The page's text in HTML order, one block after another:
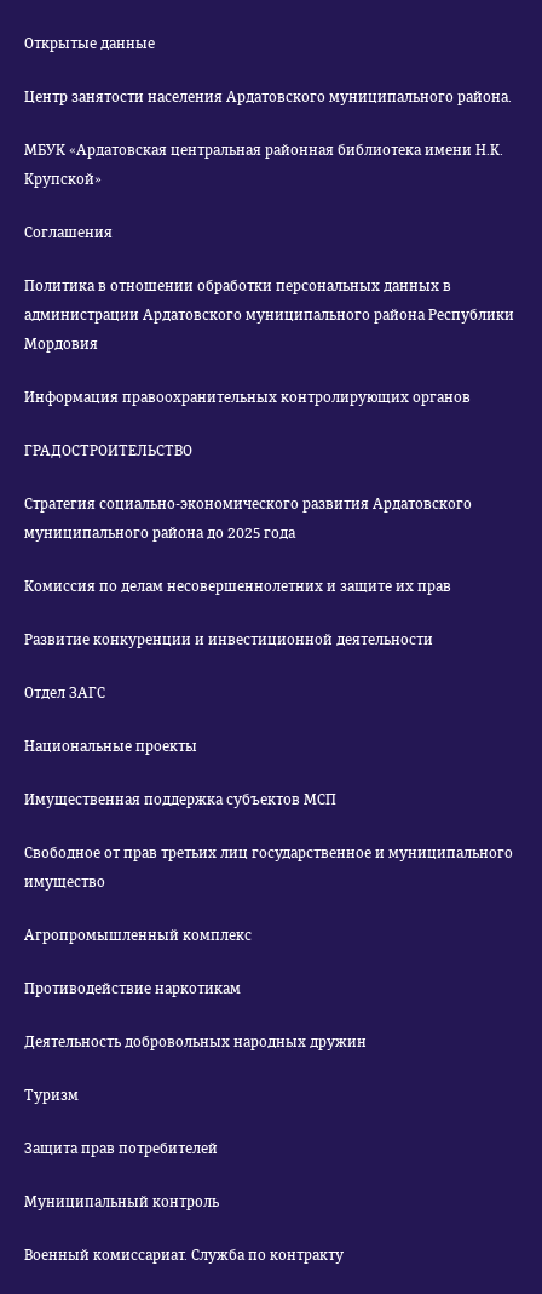
Открытые данные
Центр занятости населения Ардатовского муниципального района.
МБУК «Ардатовская центральная районная библиотека имени Н.К.
Крупской»
Соглашения
Политика в отношении обработки персональных данных в
администрации Ардатовского муниципального района Республики
Мордовия
Информация правоохранительных контролирующих органов
ГРАДОСТРОИТЕЛЬСТВО
Стратегия социально-экономического развития Ардатовского
муниципального района до 2025 года
Комиссия по делам несовершеннолетних и защите их прав
Развитие конкуренции и инвестиционной деятельности
Отдел ЗАГС
Национальные проекты
Имущественная поддержка субъектов МСП
Свободное от прав третьих лиц государственное и муниципального
имущество
Агропромышленный комплекс
Противодействие наркотикам
Деятельность добровольных народных дружин
Туризм
Защита прав потребителей
Муниципальный контроль
Военный комиссариат. Служба по контракту